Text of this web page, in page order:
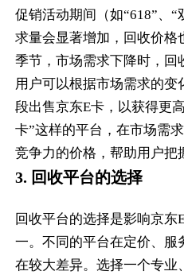
促销活动期间（如“618”、
求量会显著增加，回收价格
季节，市场需求下降时，回
用户可以根据市场需求的
段出售京东E卡，以获得更
卡”这样的平台，在市场需
竞争力的价格，帮助用户把
3. 回收平台的选择
回收平台的选择是影响京东
一。不同的平台在定价、服
在较大差异。选择一个专业